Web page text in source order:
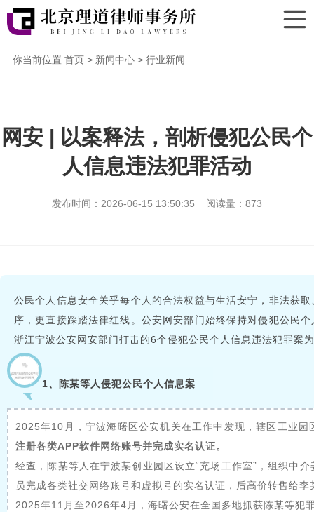
你当前位置 首页> 新闻中心> 行业新闻
网安 | 以案释法，剖析侵犯公民个
人信息违法犯罪活动
发布时间：2026-06-15 13:50:35 阅读量： 873
公民个人信息安全关乎每个人的合法权益与生活安宁，非法获
序，更直接踩踏法律红线。公安网安部门始终保持对侵犯公民
浙江宁波公安网安部门打击的6个侵犯公民个人信息违法犯罪案
1、陈某等人侵犯公民个人信息案
2025年10月，宁波海曙区公安机关在工作中发现，辖区工业园
注册各类APP软件网络账号并完成实名认证。
经查，陈某等人在宁波某创业园区设立“充场工作室”，组织中
员完成各类社交网络账号和虚拟号的实名认证，后高价转售给
2025年11月至2026年4月，海曙公安在全国多地抓获陈某等犯